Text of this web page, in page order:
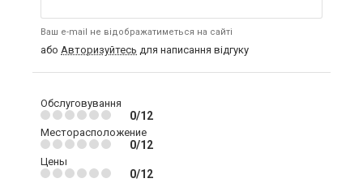
Ваш e-mail не відображатиметься на сайті
або Авторизуйтесь для написання відгуку
Обслуговування
0/12
Месторасположение
0/12
Цены
0/12